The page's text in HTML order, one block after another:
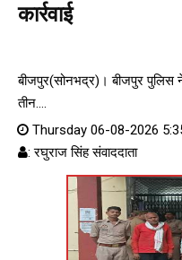
कार्रवाई
बीजपुर(सोनभद्र)। बीजपुर
तीन....
Thursday 06-08-2026
: रघुराज सिंह संवाददाता